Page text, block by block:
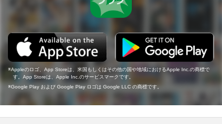
Appleのロゴ、App Storeは、米国もしくはその他の国や地域におけるApple Inc.の商標で
す。App Storeは、Apple Inc.のサービスマークです。
Google Play および Google Play ロゴは Google LLC の商標です。